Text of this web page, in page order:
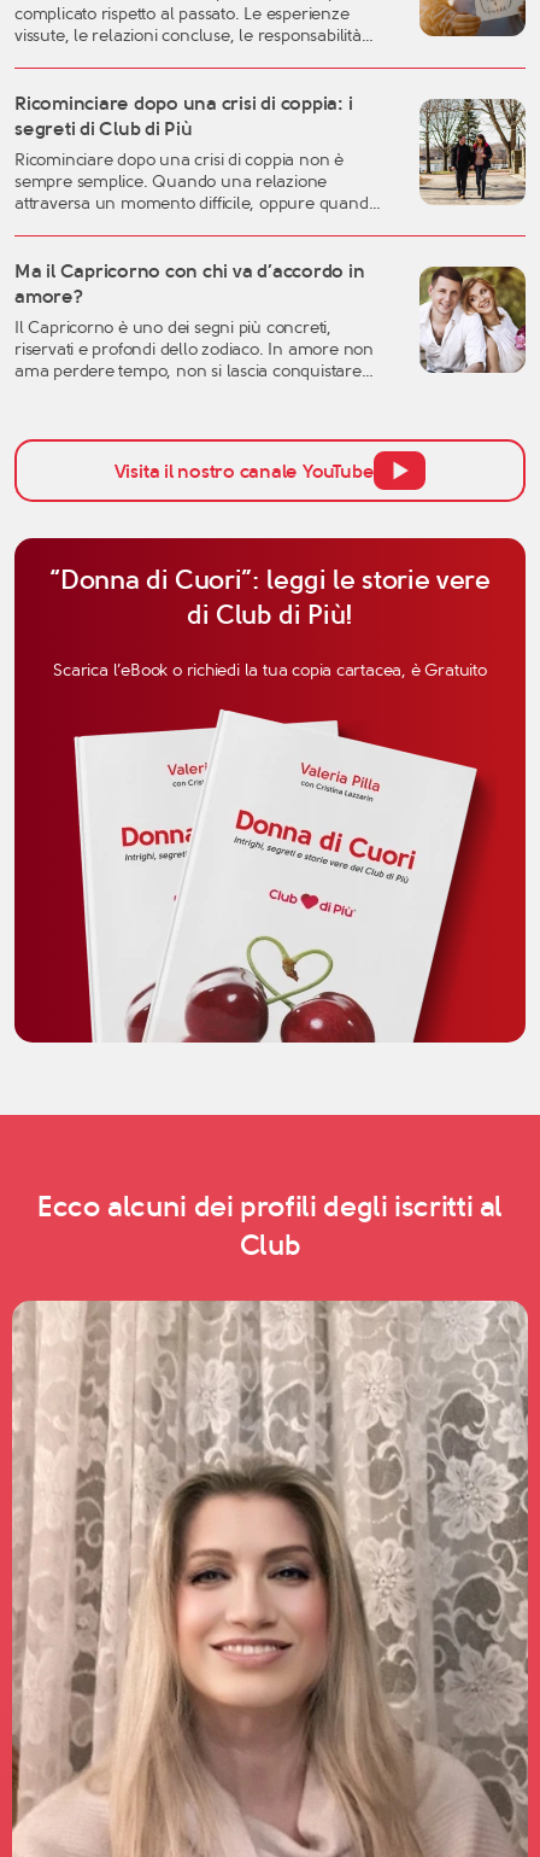
complicato rispetto al passato. Le esperienze
vissute, le relazioni concluse, le responsabilità
fase della vita può rappresentare uno dei
momenti migliori per costruire una relazione
autentica, consapevole e duratura. A
quarant’anni si possiedono generalmente una
[…]
Ricominciare dopo una crisi di coppia: i
segreti di Club di Più
Ricominciare dopo una crisi di coppia non è
sempre semplice. Quando una relazione
attraversa un momento difficile, oppure quando
crisi sentimentale può mettere in discussione
molte certezze: l’idea che avevamo dell’amore, la
percezione […]
Ma il Capricorno con chi va d’accordo in
amore?
Il Capricorno è uno dei segni più concreti,
riservati e profondi dello zodiaco. In amore non
ama perdere tempo, non si lascia conquistare
quando si parla di affinità del Capricorno in
amore, non bisogna pensare solo all’attrazione
iniziale, ma anche alla […]Visita il nostro canale YouTube
“Donna di Cuori”: leggi le storie vere
di Club di Più!
Scarica l’eBook o richiedi la tua copia cartacea, è Gratuito
Ecco alcuni dei profili degli iscritti al
Club